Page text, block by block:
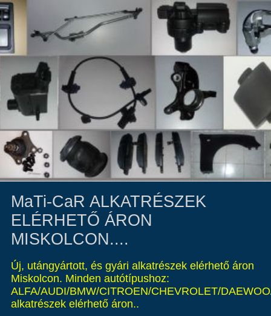
MaTi-CaR ALKATRÉSZEK
ELÉRHETŐ ÁRON
MISKOLCON....
Új, utángyártott, és gyári alkatrészek elérhető áron
Miskolcon. Minden autótípushoz:
ALFA/AUDI/BMW/CITROEN/CHEVROLET/
alkatrészek elérhető áron..